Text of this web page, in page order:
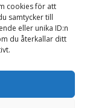
cookies för att
samtycker till
eller unika ID:n
du återkallar ditt
med